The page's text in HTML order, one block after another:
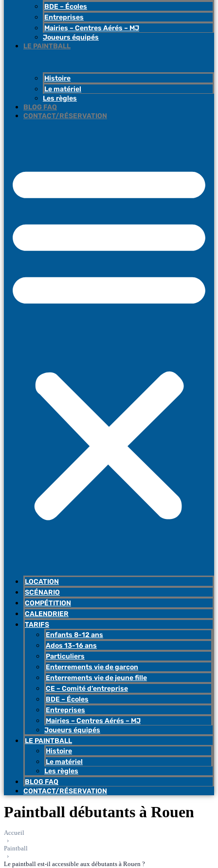
BDE – Écoles
Entreprises
Mairies – Centres Aérés – MJ
Joueurs équipés
LE PAINTBALL
Histoire
Le matériel
Les règles
BLOG FAQ
CONTACT/RÉSERVATION
LOCATION
SCÉNARIO
COMPÉTITION
CALENDRIER
TARIFS
Enfants 8-12 ans
Ados 13-16 ans
Particuliers
Enterrements vie de garçon
Enterrements vie de jeune fille
CE – Comité d’entreprise
BDE – Écoles
Entreprises
Mairies – Centres Aérés – MJ
Joueurs équipés
LE PAINTBALL
Histoire
Le matériel
Les règles
BLOG FAQ
CONTACT/RÉSERVATION
Paintball débutants à Rouen
Accueil
›
Paintball
›
Le paintball est-il accessible aux débutants à Rouen ?